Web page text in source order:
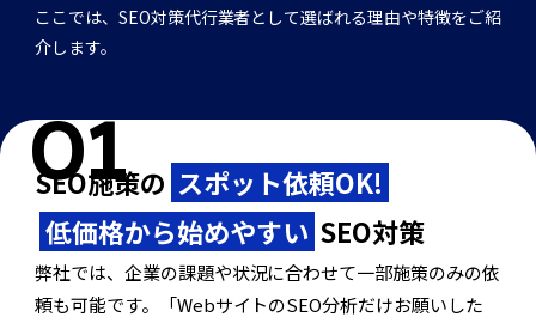
ここでは、SEO対策代行業者として選ばれる理由や特徴をご紹
介します。
SEO施策の スポット依頼OK!
低価格から始めやすい SEO対策
弊社では、企業の課題や状況に合わせて一部施策のみの依
頼も可能です。「WebサイトのSEO分析だけお願いした